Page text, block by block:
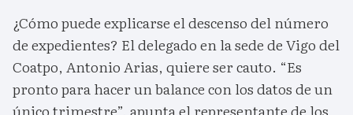
¿Cómo puede explicarse el descenso del número
de expedientes? El delegado en la sede de Vigo del
Coatpo, Antonio Arias, quiere ser cauto. “Es
pronto para hacer un balance con los datos de un